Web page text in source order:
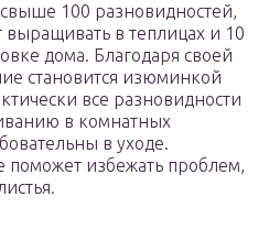
100 разновидностей,
в теплицах и 10
дома. Благодаря своей
становится изюминкой
все разновидности
в комнатных
в уходе.
поможет избежать проблем,